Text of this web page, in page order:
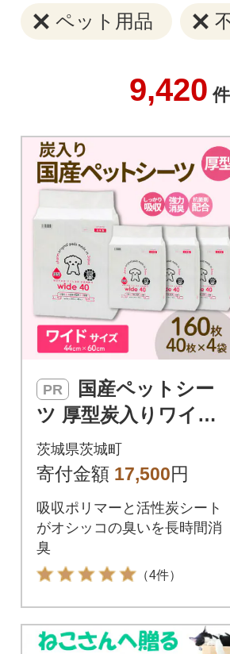
ペット用品
9,420
PR
ツ 厚型炭入りワイド
40枚(60cm×44cm)×4
袋
茨城県茨城町
寄付金額 17,500円
吸収ポリマーと活性炭シート
がオシッコの臭いを長時間消
臭
（4件）